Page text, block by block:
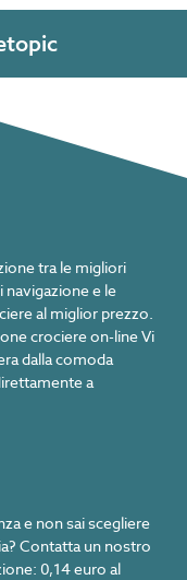
tra le migliori
e le
al miglior prezzo.
crociere on-line Vi
dalla comoda
a
e non sai scegliere
Contatta un nostro
0,14 euro al